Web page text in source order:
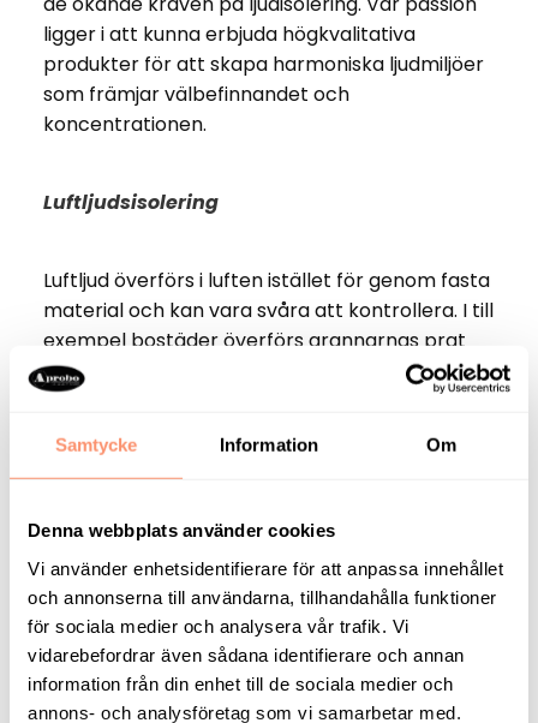
Samtycke Information Om
Denna webbplats använder cookies
Vi använder enhetsidentifierare för att anpassa innehållet
och annonserna till användarna, tillhandahålla funktioner
för sociala medier och analysera vår trafik. Vi
vidarebefordrar även sådana identifierare och annan
information från din enhet till de sociala medier och
annons- och analysföretag som vi samarbetar med.
ligger i att kunna erbjuda högkvalitativa
produkter för att skapa harmoniska ljudmiljöer
som främjar välbefinnandet och
koncentrationen.
Luftljudsisolering
Luftljud överförs i luften istället för genom fasta
material och kan vara svåra att kontrollera. I till
exempel bostäder överförs grannarnas prat
och ljud från högtalare genom luften och
påverkar bostäder som ligger intill. Buller från
trafiken eller flygplan kan också tränga in i
bostäder och bli en störande faktor. I
kontorsaktiviteter genom den öppna
arbetande. Hotell, biografer, teatrar,
restauranger, klassrum och offentliga
transportmedel är också exempel på platser
där ljud överförs genom luften. Med hjälp av
välplanerad luftljudsisolering kan man effektivt